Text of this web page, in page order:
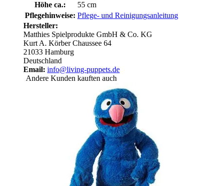
Höhe ca.:
55 cm
Pflegehinweise: Pflege- und Reinigungsanleitung
Hersteller:
Matthies Spielprodukte GmbH & Co. KG
Kurt A. Körber Chaussee 64
21033 Hamburg
Deutschland
Email: info@living-puppets.de
Andere Kunden kauften auch